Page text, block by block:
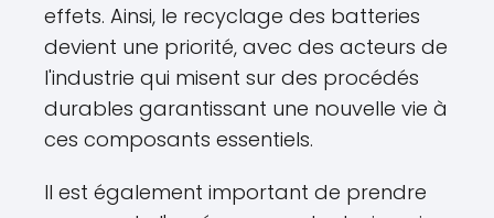
effets. Ainsi, le recyclage des batteries
devient une priorité, avec des acteurs de
l'industrie qui misent sur des procédés
durables garantissant une nouvelle vie à
ces composants essentiels.
Il est également important de prendre